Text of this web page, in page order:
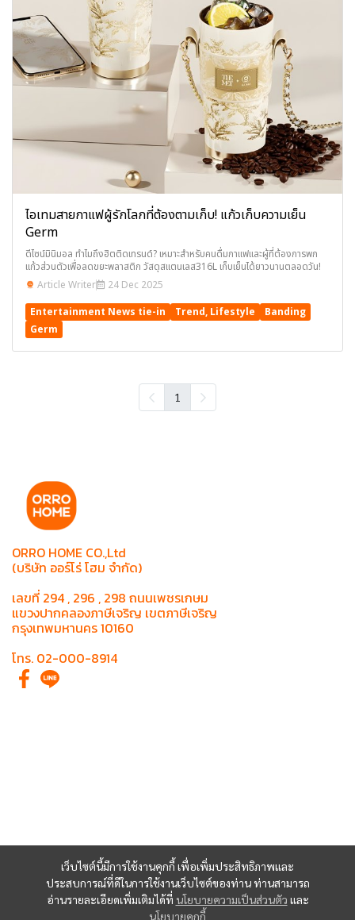
ไอเทมสายกาแฟผู้รักโลกที่ต้องตามเก็บ! แก้วเก็บความเย็น
Germ
ดีไซน์มินิมอล ทำไมถึงฮิตติดเทรนด์? เหมาะสำหรับคนดื่มกาแฟและผู้ที่ต้องการพก
แก้วส่วนตัวเพื่อลดขยะพลาสติก วัสดุสแตนเลส316L เก็บเย็นได้ยาวนานตลอดวัน!
Article Writer
24 Dec 2025
Entertainment News tie-in Trend, Lifestyle
Banding
Germ
1
เว็บไซต์นี้มีการใช้งานคุกกี้ เพื่อเพิ่มประสิทธิภาพและ
ประสบการณ์ที่ดีในการใช้งานเว็บไซต์ของท่าน ท่านสามารถ
อ่านรายละเอียดเพิ่มเติมได้ที่ นโยบายความเป็นส่วนตัว และ
นโยบายคุกกี้
ORRO HOME CO.,Ltd
(บริษัท ออร์โร่ โฮม จำกัด)
เลขที่ 294 , 296 , 298 ถนนเพชรเกษม
แขวงปากคลองภาษีเจริญ เขตภาษีเจริญ
กรุงเทพมหานคร 10160
โทร. 02-000-8914